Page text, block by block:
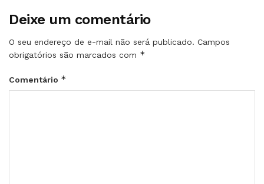
Deixe um comentário
O seu endereço de e-mail não será publicado. Campos
obrigatórios são marcados com *
Comentário *